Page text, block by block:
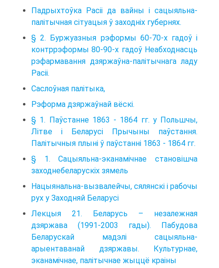
Падрыхтоўка Расіі да вайны і сацыяльна-
палітычная сітуацыя ў заходніх губернях.
§ 2. Буржуазныя рэформы 60-70-х гадоў і
контррэформы 80-90-х гадоў Неабходнасць
рэфармавання дзяржаўна-палітычнага ладу
Расіі.
Саслоўная палітыка,
Рэформа дзяржаўнай вёскі.
§ 1. Паўстанне 1863 - 1864 гг. у Польшчы,
Літве і Беларусі Прычыны паўстання.
Палітычныя плыні ў паўстанні 1863 - 1864 гг.
§ 1. Сацыяльна-эканамічнае становішча
заходнебеларускіх зямель
Нацыянальна-вызвалейчы, сялянскі і рабочы
рух у Заходняй Беларусі
Лекцыя 21. Беларусь – незалежная
дзяржава (1991-2003 гады). Пабудова
Беларускай мадэлі сацыяльна-
арыентаванай дзяржавы. Культурнае,
эканамічнае, палітычнае жыццё краіны